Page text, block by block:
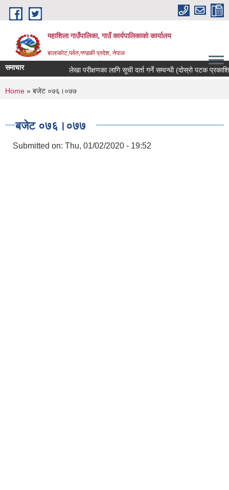
Skip to main content
महाशिला गाउँपालिका, गाउँ कार्यपालिकाको कार्यालय
बालाकोट,पर्वत,गण्डकी प्रदेश, नेपाल
समाचार लेखा परीक्षणका लागि सूची दर्ता गर्ने सम्वन्धी (दोस्रो पटक
You are here
Home » बजेट ०७६।०७७
बजेट ०७६।०७७
Submitted on: Thu, 01/02/2020 - 19:52